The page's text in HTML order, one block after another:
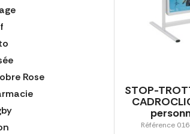
Rose
STOP-
Référence